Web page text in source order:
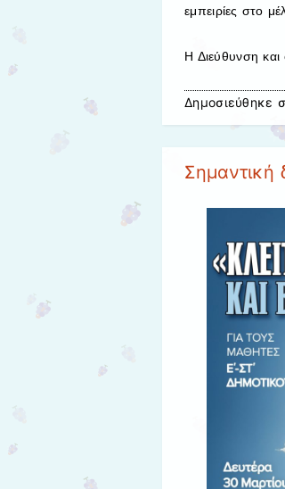
εμπειρίες στο
Η Διεύθυνση
Δημοσιεύθηκε
Σημαντική